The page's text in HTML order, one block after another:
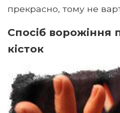
прекрасно, тому не
Спосіб ворожіння
кісток